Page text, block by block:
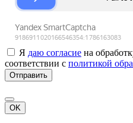
Я даю согласие на
соответствии с политикой
Отправить
OK